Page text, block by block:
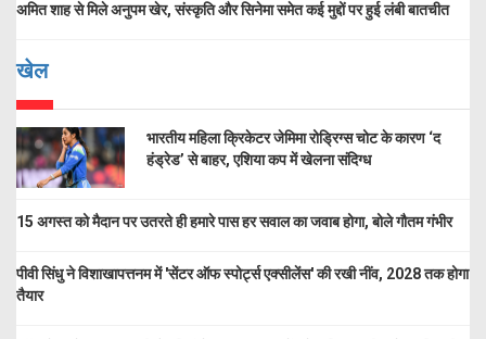
अमित शाह से मिले अनुपम खेर, संस्कृति और सिनेमा समेत कई मुद्दों पर हुई लंबी बातचीत
खेल
भारतीय महिला क्रिकेटर जेमिमा रोड्रिग्स चोट के कारण ‘द
हंड्रेड’ से बाहर, एशिया कप में खेलना संदिग्ध
15 अगस्त को मैदान पर उतरते ही हमारे पास हर सवाल का जवाब होगा, बोले गौतम गंभीर
पीवी सिंधु ने विशाखापत्तनम में 'सेंटर ऑफ स्पोर्ट्स एक्सीलेंस' की रखी नींव, 2028 तक होगा
तैयार